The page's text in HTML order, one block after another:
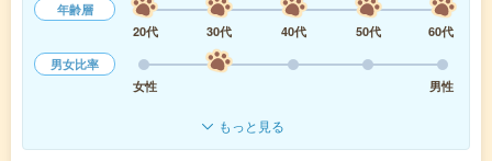
年齢層
20代
30代 40代 50代
60代
男女比率
女性
男性
もっと見る